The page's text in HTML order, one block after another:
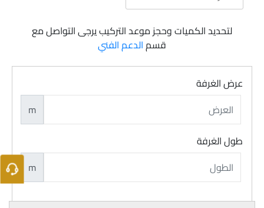
لتحديد الكميات وحجز موعد التركيب يرجى التواصل مع
قسمالدعم الفني
عرض الغرفة
m
طول الغرفة
m